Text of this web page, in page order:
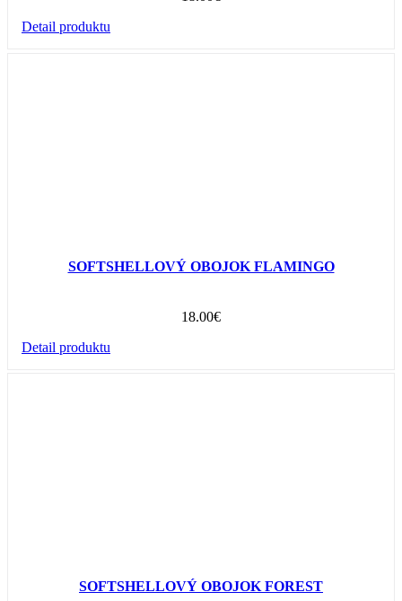
Detail produktu
SOFTSHELLOVÝ OBOJOK FLAMINGO
18.00€
Detail produktu
SOFTSHELLOVÝ OBOJOK FOREST